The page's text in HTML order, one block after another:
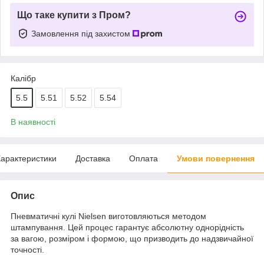
Що таке купити з Пром?
Замовлення під захистом
Калібр
5.5 5.51 5.52 5.54
В наявності
Доставка Оплата Умови повернення
Опис
Пневматичні кулі Nielsen виготовляються методом
штампування. Цей процес гарантує абсолютну однорідність
за вагою, розміром і формою, що призводить до надзвичайної
точності.